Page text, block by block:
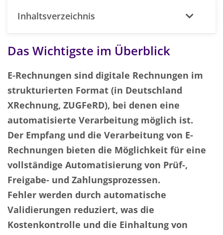
Inhaltsverzeichnis
Das Wichtigste im Überblick
E-Rechnungen sind digitale Rechnungen im
strukturierten Format (in Deutschland
XRechnung, ZUGFeRD), bei denen eine
automatisierte Verarbeitung möglich ist.
Der Empfang und die Verarbeitung von E-
Rechnungen bieten die Möglichkeit für eine
vollständige Automatisierung von Prüf-,
Freigabe- und Zahlungsprozessen.
Fehler werden durch automatische
Validierungen reduziert, was die
Kostenkontrolle und die Einhaltung von